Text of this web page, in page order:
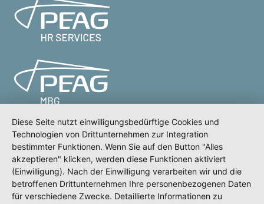
Meldeportal Test
Impressum
Datenschutz
Erklärung zur Barrierefreiheit
Diese Seite nutzt einwilligungsbedürftige Cookies und
Technologien von Drittunternehmen zur Integration
bestimmter Funktionen. Wenn Sie auf den Button "Alles
akzeptieren" klicken, werden diese Funktionen aktiviert
(Einwilligung). Nach der Einwilligung verarbeiten wir und die
betroffenen Drittunternehmen Ihre personenbezogenen Daten
für verschiedene Zwecke. Detaillierte Informationen zu